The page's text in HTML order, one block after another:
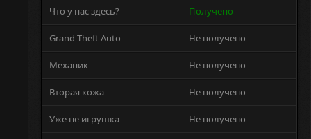
Что у нас здесь? Получено
Grand Theft Auto Не получено
Механик Не получено
Вторая кожа Не получено
Уже не игрушка Не получено